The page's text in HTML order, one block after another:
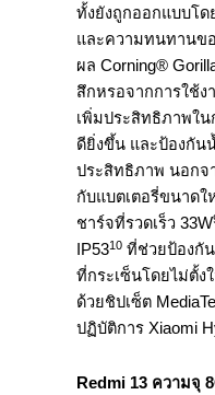
ทั้งยังถูกออกแบบโ
และความทนทานข
ผล Corning®
สึกหรอจากการใช้
เพิ่มประสิทธิภาพใ
ดียิ่งขึ้น และป้องกัน
ประสิทธิภาพ นอกจ
กับแบตเตอรี่ขนาดใ
ชาร์จที่รวดเร็ว 33W
IP5310 ที่ช่วยป้องกั
ที่กระเซ็นโดยไม่ตั้ง
ด้วยชิปเซ็ต
ปฏิบัติการ Xiaomi
Redmi 13 ความจุ